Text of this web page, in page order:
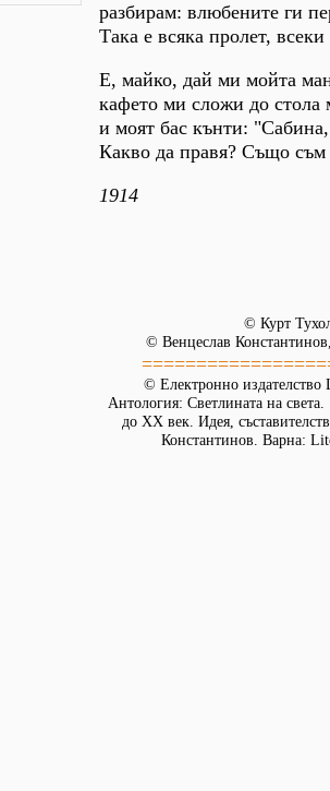
разбирам: влюбените ги
Така е всяка пролет, всеки
Е, майко, дай ми мойта
кафето ми сложи до стола
и моят бас кънти:
Какво да правя? Също съм
1914
© Курт
© Венцеслав
© Електронно издателство
Антология: Светлината на
до XX век. Идея,
Константинов. Варна: